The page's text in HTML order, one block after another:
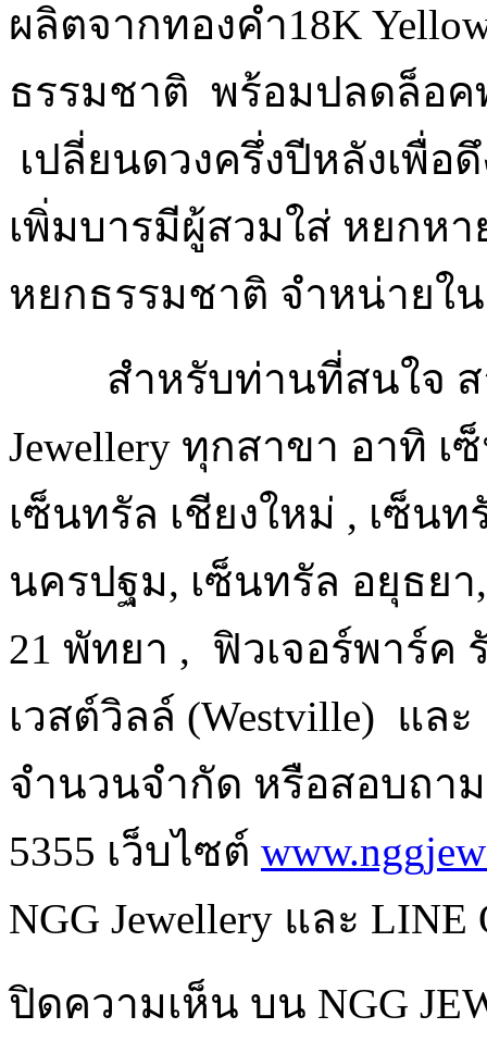
ผลิตจากทองคำ18K
ธรรมชาติ พร้อมปลดล็อค
เปลี่ยนดวงครึ่งปีหลังเพื่
เพิ่มบารมีผู้สวมใส่ หยกห
หยกธรรมชาติ จำหน่ายใน
สำหรับท่านที่สนใจ ส
Jewellery ทุกสาขา อาทิ เ
เซ็นทรัล เชียงใหม่ , เซ็น
นครปฐม, เซ็นทรัล อยุธย
21 พัทยา , ฟิวเจอร์พาร์ค
เวสต์วิลล์ (Westville) แล
จำนวนจำกัด หรือสอบถาม
5355 เว็บไซต์
NGG Jewellery และ LINE
ปิดความเห็น บน NGG